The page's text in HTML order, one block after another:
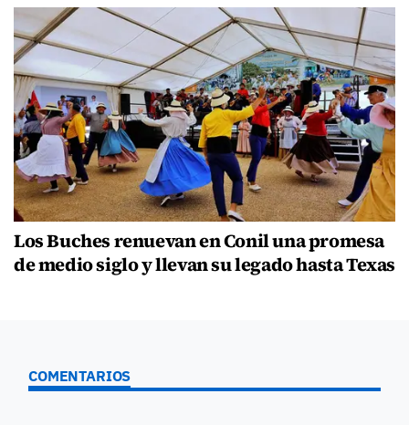
Los Buches renuevan en Conil una promesa
de medio siglo y llevan su legado hasta Texas
COMENTARIOS